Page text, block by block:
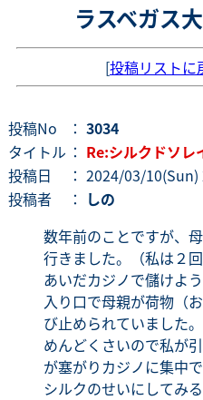
ラスベガス
[投稿リストに
投稿No ： 3034
タイトル ： Re:シルクドソレ
投稿日
： 2024/03/
投稿者
： しの
数年前のことですが、
行きました。（私は２
あいだカジノで儲けよ
入り口で母親が荷物（
び止められていました。
めんどくさいので私が
が塞がりカジノに集中
シルクのせいにしてみる